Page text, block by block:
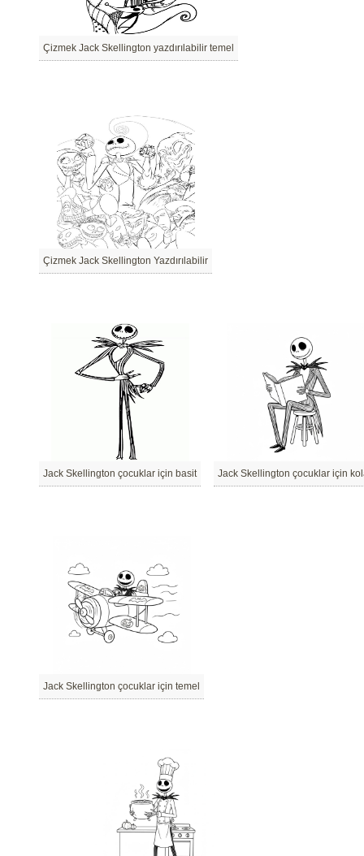
Çizmek Jack Skellington yazdırılabilir temel
Çizmek Jack Skellington Yazdırılabilir
Jack Skellington çocuklar için basit Jack Skellington çocuklar için
Jack Skellington çocuklar için temel